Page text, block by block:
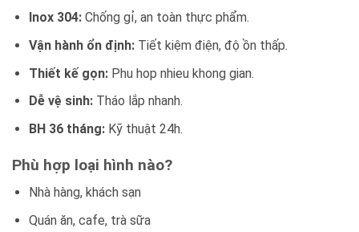
Inox 304:Chống gỉ, an toàn thực phẩm.
Vận hành ổn định:Tiết kiệm điện, độ ồn thấp.
Thiết kế gọn:Phu hop nhieu khong gian.
Dễ vệ sinh:Tháo lắp nhanh.
BH 36 tháng:Kỹ thuật 24h.
Phù hợp loại hình nào?
Nhà hàng, khách sạn
Quán ăn, cafe, trà sữa